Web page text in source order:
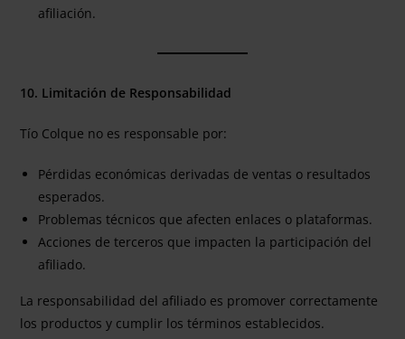
afiliación.
10. Limitación de Responsabilidad
Tío Colque no es responsable por:
Pérdidas económicas derivadas de ventas o resultados
esperados.
Problemas técnicos que afecten enlaces o plataformas.
Acciones de terceros que impacten la participación del
afiliado.
La responsabilidad del afiliado es promover correctamente
los productos y cumplir los términos establecidos.